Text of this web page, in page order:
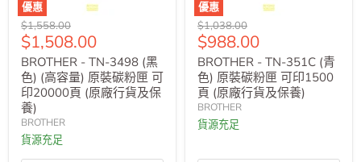
優惠
原
價
$1,558.00
售
價
$1,508.00
BROTHER - TN-3498 (黑
色) (高容量) 原裝碳粉匣 可
印20000頁 (原廠行貨及保
養)
BROTHER
貨源充足
優惠
原
價
$1,038.00
售
價
$988.00
BROTHER - TN-351C (青
色) 原裝碳粉匣 可印1500
頁 (原廠行貨及保養)
BROTHER
貨源充足